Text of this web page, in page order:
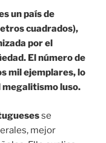
un país de
cuadrados),
por el
El número de
mil ejemplares, lo
luso.
se
mejor